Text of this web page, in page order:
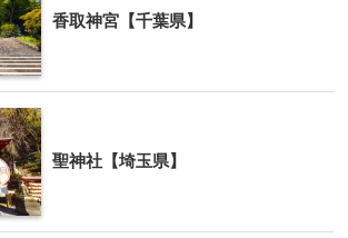
香取神宮【千葉県】
聖神社【埼玉県】